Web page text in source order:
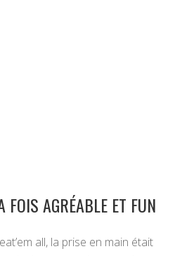
FOIS AGRÉABLE ET FUN
all, la prise en main était